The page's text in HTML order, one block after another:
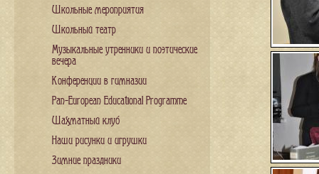
Школьные мероприятия
Школьный театр
Музыкальные утренники и поэтические
вечера
Конференции в гимназии
Pan-European Educational Programme
Шахматный клуб
Наши рисунки и игрушки
Зимние праздники